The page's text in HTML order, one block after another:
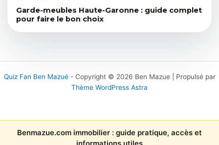
Garde-meubles Haute-Garonne : guide complet
pour faire le bon choix
Quiz Fan Ben Mazué- Copyright © 2026 Ben Mazue | Propulsé par
Thème WordPress Astra
Benmazue.com immobilier : guide pratique, accès et